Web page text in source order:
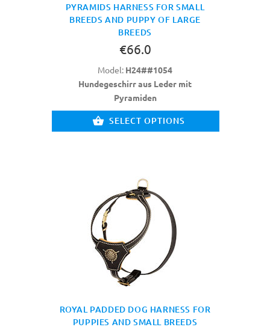
PYRAMIDS HARNESS FOR SMALL
BREEDS AND PUPPY OF LARGE
BREEDS
€66.0
Model: H24##1054
Hundegeschirr aus Leder mit
Pyramiden
SELECT OPTIONS
ROYAL PADDED DOG HARNESS FOR
PUPPIES AND SMALL BREEDS